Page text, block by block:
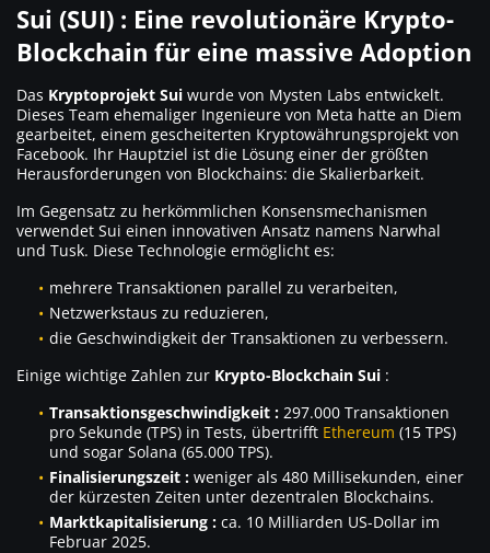
Sui (SUI) : Eine revolutionäre Krypto-
Blockchain für eine massive Adoption
Das Kryptoprojekt Sui wurde von Mysten Labs entwickelt.
Dieses Team ehemaliger Ingenieure von Meta hatte an Diem
gearbeitet, einem gescheiterten Kryptowährungsprojekt von
Facebook. Ihr Hauptziel ist die Lösung einer der größten
Herausforderungen von Blockchains: die Skalierbarkeit.
Im Gegensatz zu herkömmlichen Konsensmechanismen
verwendet Sui einen innovativen Ansatz namens Narwhal
und Tusk. Diese Technologie ermöglicht es:
mehrere Transaktionen parallel zu verarbeiten,
Netzwerkstaus zu reduzieren,
die Geschwindigkeit der Transaktionen zu verbessern.
Einige wichtige Zahlen zur Krypto-Blockchain Sui :
Transaktionsgeschwindigkeit : 297.000 Transaktionen
pro Sekunde (TPS) in Tests, übertrifft Ethereum (15 TPS)
und sogar Solana (65.000 TPS).
Finalisierungszeit : weniger als 480 Millisekunden, einer
der kürzesten Zeiten unter dezentralen Blockchains.
Marktkapitalisierung : ca. 10 Milliarden US-Dollar im
Februar 2025.